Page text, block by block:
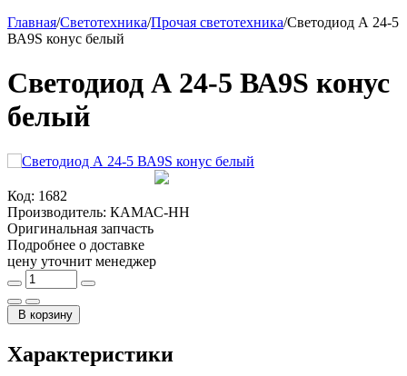
Главная/Светотехника/Прочая светотехника/Светодиод А 24-5
ВА9S конус белый
Светодиод А 24-5 ВА9S конус
белый
Код: 1682
Производитель: КАМАС-НН
Оригинальная запчасть
Подробнее о доставке
цену уточнит менеджер
В корзину
Характеристики